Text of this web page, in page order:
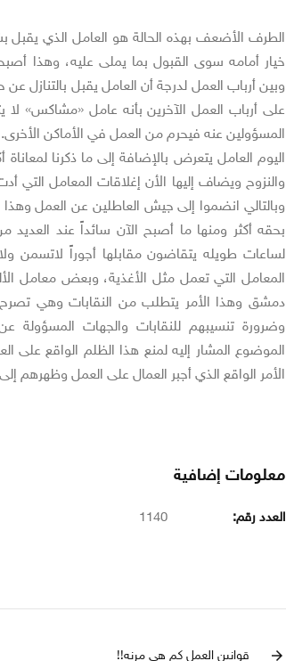
الطرف الأضعف بهذه الحالة هو العامل الذي يقبل
خيار أمامه سوى القبول بما يملى عليه، وهذا
وبين أرباب العمل لدرجة أن العامل يقبل بالتنازل
على أرباب العمل الآخرين بأنه عامل «مشاكس»
المسؤولين عنه فيحرم من العمل في الأماكن الأخرى.
اليوم العامل يتعرض بالإضافة إلى ما ذكرنا
والنزوح ويضاف إليها الأن إغلاقات المعامل التي
وبالتالي انضموا إلى جيش العاطلين عن العمل
بحقه أكثر ومنها ما أصبح الآن سائداً عند
لساعات طويله يتقاضون مقابلها أجوراً لاتسمن
المعامل التي تعمل مثل الأغذية، وبعض معامل
دمشق وهذا الأمر يتطلب من النقابات وهي
وضرورة تنسيبهم للنقابات والجهات
الموضوع المشار إليه لمنع هذا الظلم الواقع
الأمر الواقع الذي أجبر العمال على العمل وظهرهم
معلومات إضافية
العدد رقم: 1140
arrow_forward قوانين العمل كم هي مرنه!!